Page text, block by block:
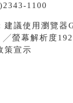
1100
建議使用瀏覽器
╱螢幕解析度
策宣示